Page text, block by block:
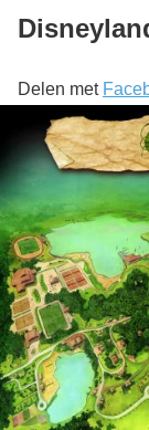
Delen met